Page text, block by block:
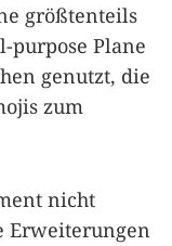
größtenteils
purpose Plane
genutzt, die
zum
nicht
Erweiterungen